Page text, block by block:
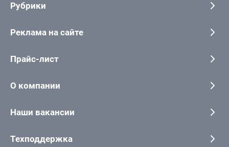
Рубрики
Реклама на сайте
Прайс-лист
О компании
Наши вакансии
Техподдержка